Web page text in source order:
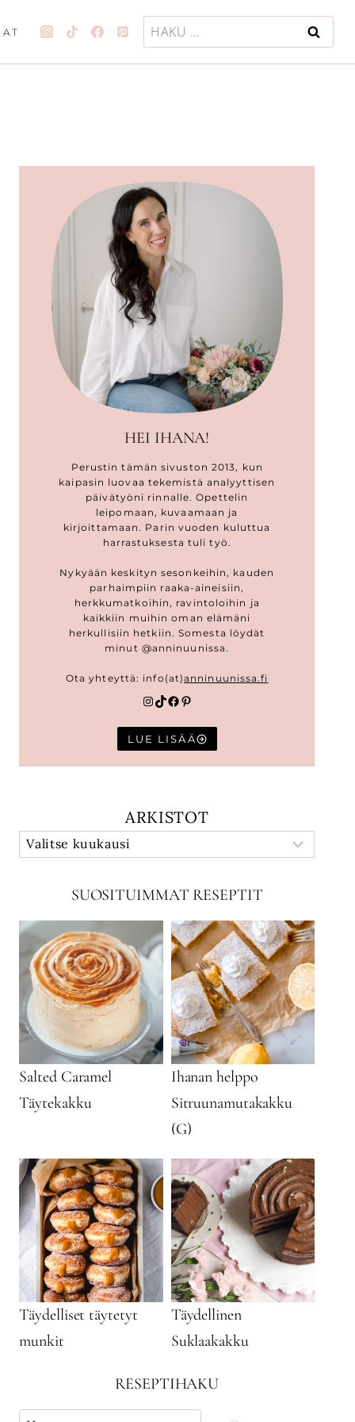
Haku:
HEI IHANA!
Perustin tämän sivuston 2013, kun
kaipasin luovaa tekemistä analyyttisen
päivätyöni rinnalle. Opettelin
leipomaan, kuvaamaan ja
kirjoittamaan. Parin vuoden kuluttua
harrastuksesta tuli työ.
Nykyään keskityn sesonkeihin, kauden
parhaimpiin raaka-aineisiin,
herkkumatkoihin, ravintoloihin ja
kaikkiin muihin oman elämäni
herkullisiin hetkiin. Somesta löydät
minut @anninuunissa.
Ota yhteyttä: info(at)anninuunissa.fi
Instagram
TikTok
Facebook
Pinterest
LUE LISÄÄ
ARKISTOT
SUOSITUIMMAT RESEPTIT
Salted Caramel
Täytekakku
Ihanan helppo
Sitruunamutakakku
(G)
Täydelliset täytetyt
munkit
Täydellinen
Suklaakakku
RESEPTIHAKU
Käytä